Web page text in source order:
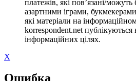
платежів, які пов’язані/можуть
азартними іграми,
які матеріали на
korrespondent.net
інформаційних цілях.
X
Ошибка